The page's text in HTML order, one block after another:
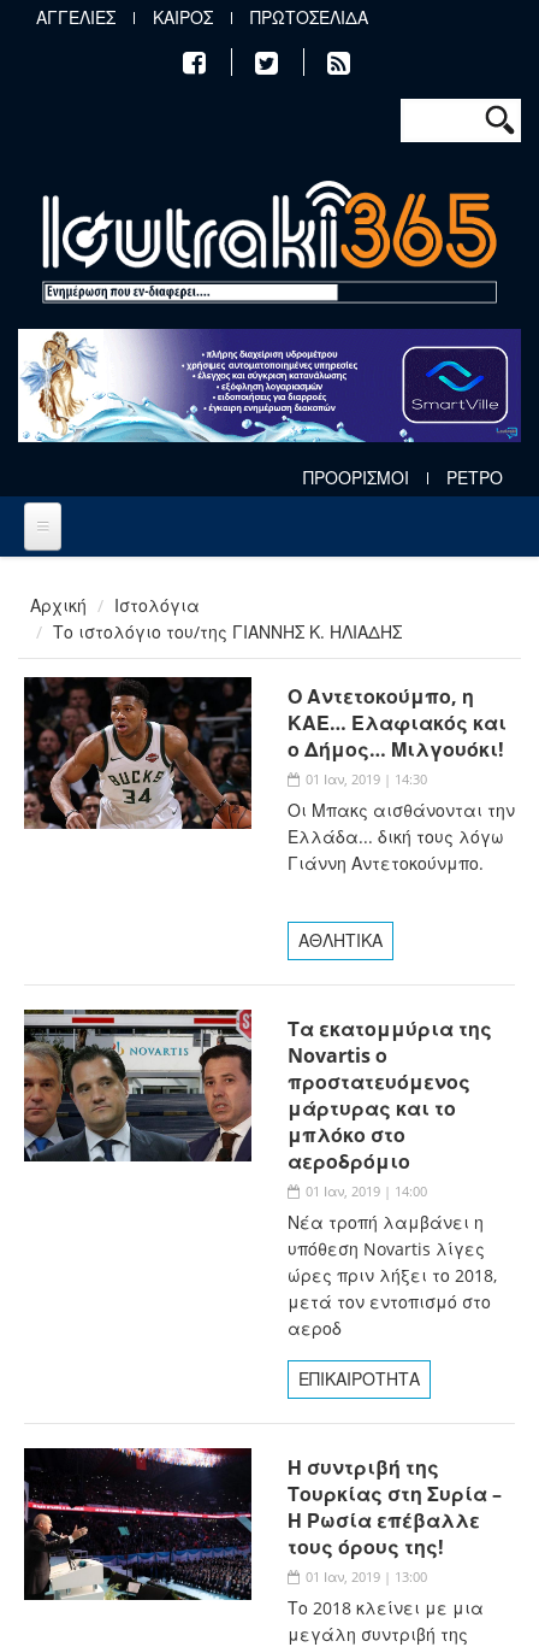
Παράκαμψη προς το κυρίως περιεχόμενο
ΑΓΓΕΛΙΕΣ ΚΑΙΡΟΣ ΠΡΩΤΟΣΕΛΙΔΑ
Φόρμα
Αναζήτηση
ΠΡΟΟΡΙΣΜΟΙ ΡΕΤΡΟ
Αρχική
Ιστολόγια
Το ιστολόγιο του/της ΓΙΑΝΝΗΣ Κ. ΗΛΙΑΔΗΣ
Ο Αντετοκούμπο, η
ΚΑΕ… Ελαφιακός και
ο Δήμος… Μιλγουόκι!
01 Ιαν, 2019 | 14:30
Οι Μπακς αισθάνονται την
Ελλάδα... δική τους λόγω
Γιάννη Αντετοκούνμπο.
ΑΘΛΗΤΙΚΑ
Τα εκατομμύρια της
Novartis ο
προστατευόμενος
μάρτυρας και το
μπλόκο στο
αεροδρόμιο
01 Ιαν, 2019 | 14:00
Νέα τροπή λαμβάνει η
υπόθεση Novartis λίγες
ώρες πριν λήξει το 2018,
μετά τον εντοπισμό στο
αεροδ
ΕΠΙΚΑΙΡΟΤΗΤΑ
Η συντριβή της
Τουρκίας στη Συρία –
Η Ρωσία επέβαλλε
τους όρους της!
01 Ιαν, 2019 | 13:00
Το 2018 κλείνει με μια
μεγάλη συντριβή της